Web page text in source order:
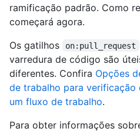
ramificação padrão. Como
começará agora.
Os gatilhos
on:pull_request
varredura de código são
diferentes. Confira Opções
de trabalho para verificação
um fluxo de trabalho.
Para obter informações